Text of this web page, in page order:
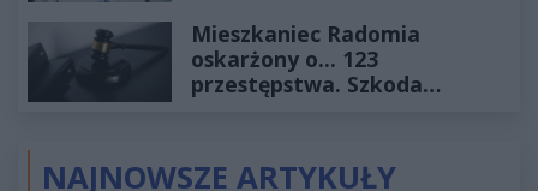
Mieszkaniec Radomia
oskarżony o... 123
przestępstwa. Szkoda
NAJNOWSZE ARTYKUŁY